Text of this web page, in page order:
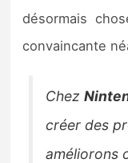
Guides
désormais
convaincante
Chez
créer des
améliorons